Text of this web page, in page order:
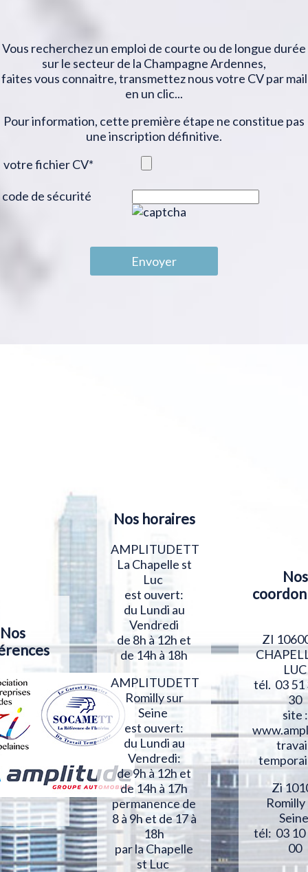
Vous recherchez un emploi de courte ou de longue durée
sur le secteur de la Champagne Ardennes,
faites vous connaitre, transmettez nous votre CV par mail
en un clic...
Pour information, cette première étape ne constitue pas
une inscription définitive.
votre fichier CV*
code de sécurité
Envoyer
Nos
Nos horaires
AMPLITUDETT
La Chapelle st
Luc
est ouvert:
du Lundi au
Vendredi
de 8h à 12h et
de 14h à 18h
AMPLITUDETT
Romilly sur
Seine
est ouvert:
du Lundi au
Vendredi:
de 9h à 12h et
de 14h à 17h
permanence de
8 à 9h et de 17 à
18h
par la Chapelle
st Luc
Nos
ZI
LUC
tél. 03 51
30
site :
Zi
tél: 03 10
00